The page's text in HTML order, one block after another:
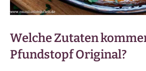
Welche Zutaten
Pfundstopf Original?